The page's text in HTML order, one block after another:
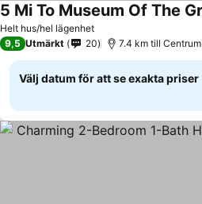
Helt hus/hel lägenhet
Se priser
9,5 Utmärkt 20 7.4 km till Centrum
Välj datum för att se exakta priser